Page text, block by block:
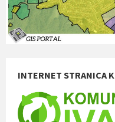
INTERNET STRANICA